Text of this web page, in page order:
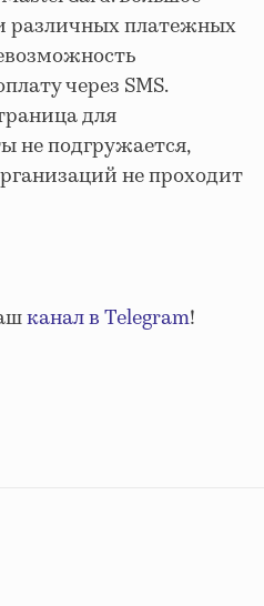
различных платежных
через SMS.
для
не подгружается,
не проходит
канал в Telegram!